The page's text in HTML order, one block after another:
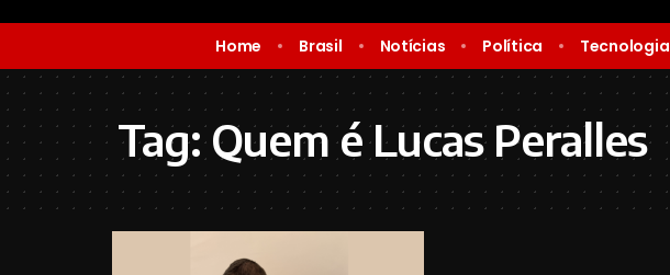
Home Brasil Notícias Política Tecnologia
Tag:Quem é Lucas Peralles